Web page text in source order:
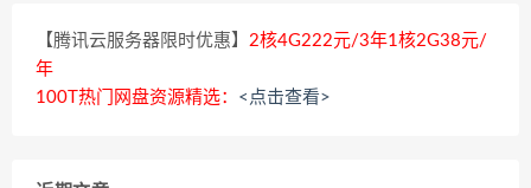
【腾讯云服务器限时优惠】 2核4G222元/3年1核2G38元/
年
100T热门网盘资源精选： <点击查看>